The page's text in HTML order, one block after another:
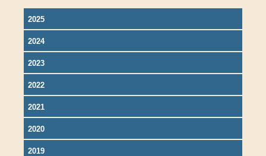
2025
2024
2023
2022
2021
2020
2019